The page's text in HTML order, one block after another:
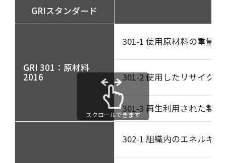
GRIスタンダード
GRI 301：原材料
2016
301-1 使用原材料の重量
301-2 使用したリサイクル
301-3 再生利用された製
302-1 組織内のエネルギー
スクロールできます